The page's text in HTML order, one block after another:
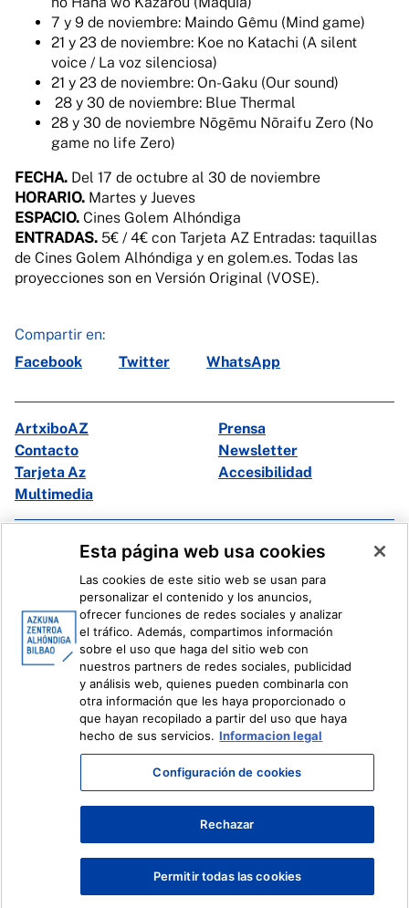
7 y 9 de noviembre: Maindo Gêmu (Mind game)
21 y 23 de noviembre: Koe no Katachi (A silent
voice / La voz silenciosa)
21 y 23 de noviembre: On-Gaku (Our sound)
28 y 30 de noviembre: Blue Thermal
28 y 30 de noviembre Nōgēmu Nōraifu Zero (No
game no life Zero)
FECHA. Del 17 de octubre al 30 de noviembre
HORARIO. Martes y Jueves
ESPACIO. Cines Golem Alhóndiga
ENTRADAS. 5€ / 4€ con Tarjeta AZ Entradas: taquillas
de Cines Golem Alhóndiga y en golem.es. Todas las
proyecciones son en Versión Original (VOSE).
Compartir en:
Facebook
Twitter WhatsApp
ArtxiboAZ
Prensa
Contacto
Newsletter
Tarjeta Az
Accesibilidad
Multimedia
Facebook
X
Ivoox
Información legal Sistema Interno de Información
Esta página web usa cookies
Las cookies de este sitio web se usan para
personalizar el contenido y los anuncios,
ofrecer funciones de redes sociales y analizar
el tráfico. Además, compartimos información
sobre el uso que haga del sitio web con
nuestros partners de redes sociales, publicidad
y análisis web, quienes pueden combinarla con
otra información que les haya proporcionado o
que hayan recopilado a partir del uso que haya
hecho de sus servicios. Informacion legal
Configuración de cookies
Rechazar
Permitir todas las cookies